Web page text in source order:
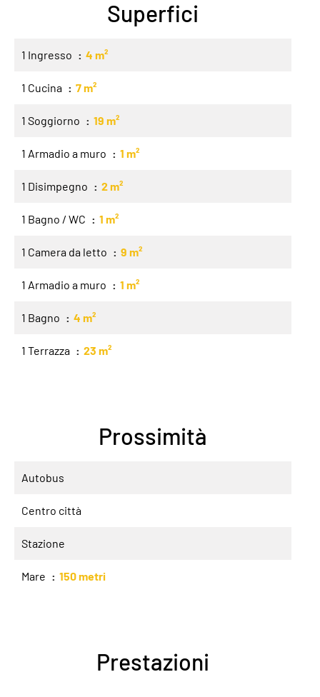
Superfici
1 Ingresso 4 m²
1 Cucina 7 m²
1 Soggiorno 19 m²
1 Armadio a muro 1 m²
1 Disimpegno 2 m²
1 Bagno / WC 1 m²
1 Camera da letto 9 m²
1 Armadio a muro 1 m²
1 Bagno 4 m²
1 Terrazza 23 m²
Prossimità
Autobus
Centro città
Stazione
Mare 150 metri
Prestazioni